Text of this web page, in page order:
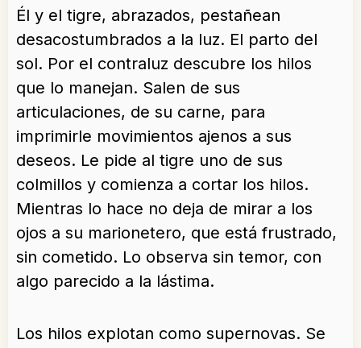
Él y el tigre, abrazados, pestañean
desacostumbrados a la luz. El parto del
sol. Por el contraluz descubre los hilos
que lo manejan. Salen de sus
articulaciones, de su carne, para
imprimirle movimientos ajenos a sus
deseos. Le pide al tigre uno de sus
colmillos y comienza a cortar los hilos.
Mientras lo hace no deja de mirar a los
ojos a su marionetero, que está frustrado,
sin cometido. Lo observa sin temor, con
algo parecido a la lástima.
Los hilos explotan como supernovas. Se